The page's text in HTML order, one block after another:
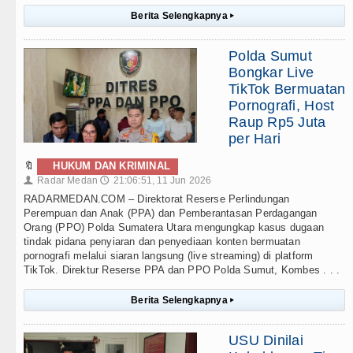
Berita Selengkapnya ▸
Polda Sumut
Bongkar Live
TikTok Bermuatan
Pornografi, Host
Raup Rp5 Juta
per Hari
🔖 HUKUM DAN KRIMINAL
👤 Radar Medan 🕔 21:06:51, 11 Jun 2026
RADARMEDAN.COM – Direktorat Reserse Perlindungan
Perempuan dan Anak (PPA) dan Pemberantasan Perdagangan
Orang (PPO) Polda Sumatera Utara mengungkap kasus dugaan
tindak pidana penyiaran dan penyediaan konten bermuatan
pornografi melalui siaran langsung (live streaming) di platform
TikTok. Direktur Reserse PPA dan PPO Polda Sumut, Kombes . . .
Berita Selengkapnya ▸
USU Dinilai